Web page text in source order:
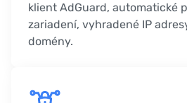
klient AdGuard, automatické
zariadení, vyhradené IP
domény.